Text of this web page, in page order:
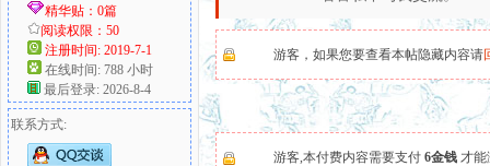
好
精华贴：0篇
阅读权限：50
注册时间: 2019-7-1
在线时间: 788 小时
最后登录: 2026-8-4
联系方式:
游客，如果您要查看本帖隐藏内容请
游客,本付费内容需要支付 6金钱 才能